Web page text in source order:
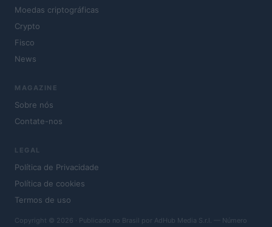
Moedas criptográficas
Crypto
Fisco
News
MAGAZINE
Sobre nós
Contate-nos
LEGAL
Política de Privacidade
Política de cookies
Termos de uso
Copyright © 2026 · Publicado no Brasil por AdHub Media S.r.l. — Número